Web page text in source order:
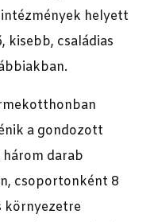
helyett
kisebb, családias
a gondozott
darab
csoportonként 8
környezetre